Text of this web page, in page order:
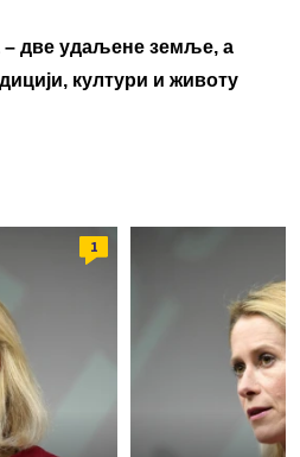
– две удаљене земље, а
култури и животу
1